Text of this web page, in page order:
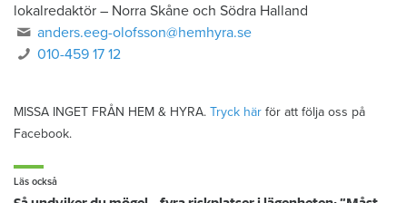
lokalredaktör – Norra Skåne och Södra Halland
anders.eeg-olofsson@hemhyra.se
010-459 17 12
MISSA INGET FRÅN HEM & HYRA. Tryck här för att följa oss på
Facebook.
Läs också